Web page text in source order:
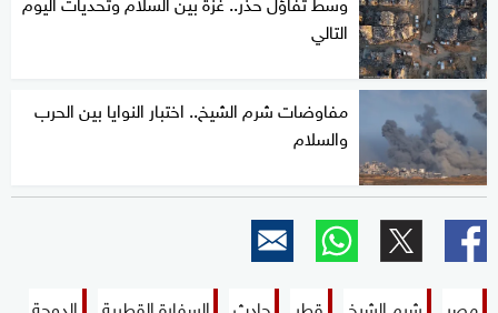
التالي
مفاوضات شرم الشيخ.. اختبار النوايا بين الحرب
والسلام
مصر شرم الشيخ قطر حادث السفارة القطرية الدوحة